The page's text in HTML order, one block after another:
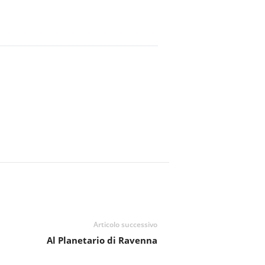
Articolo successivo
Al Planetario di Ravenna